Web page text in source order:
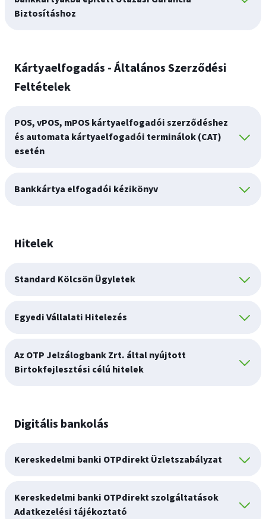
Biztosításhoz
Kártyaelfogadás - Általános Szerződési
Feltételek
POS, vPOS, mPOS kártyaelfogadói szerződéshez
és automata kártyaelfogadói terminálok (CAT)
esetén
Bankkártya elfogadói kézikönyv
Hitelek
Standard Kölcsön Ügyletek
Egyedi Vállalati Hitelezés
Az OTP Jelzálogbank Zrt. által nyújtott
Birtokfejlesztési célú hitelek
Digitális bankolás
Kereskedelmi banki OTPdirekt Üzletszabályzat
Kereskedelmi banki OTPdirekt szolgáltatások
Adatkezelési tájékoztató